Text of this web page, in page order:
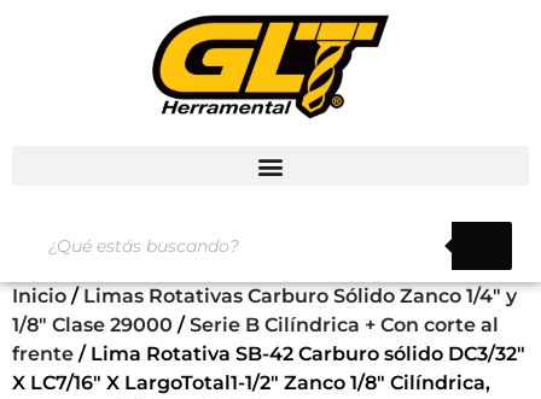
Inicio / Limas Rotativas Carburo Sólido Zanco 1/4" y
1/8" Clase 29000 / Serie B Cilíndrica + Con corte al
frente / Lima Rotativa SB-42 Carburo sólido DC3/32″
X LC7/16″ X LargoTotal1-1/2″ Zanco 1/8″ Cilíndrica,